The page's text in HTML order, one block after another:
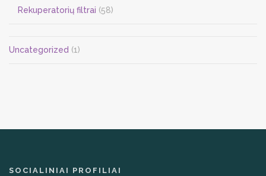
Rekuperatorių filtrai (58)
Uncategorized (1)
SOCIALINIAI PROFILIAI